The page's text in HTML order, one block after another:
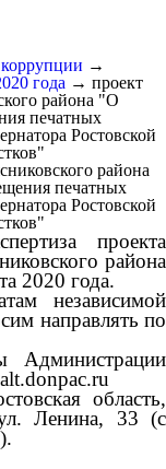
→
года → проект
района "О
печатных
Ростовской
района
печатных
Ростовской
проекта
района
2020 года.
независимой
направлять по
область,
Ленина, 33 (с